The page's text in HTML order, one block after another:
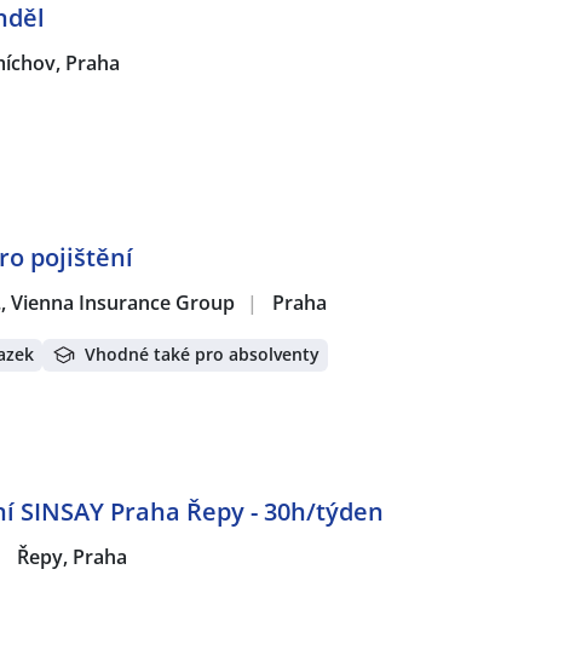
Praha
pojištění
Vienna Insurance Group | Praha
Vhodné také pro absolventy
SINSAY Praha Řepy - 30h/týden
Řepy, Praha